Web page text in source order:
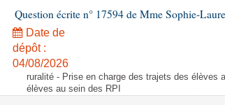
Question écrite n° 17594 de Mme Sophie-
Date de
dépôt :
04/08/2026
ruralité - Prise en charge des trajets des élèves
élèves au sein des RPI